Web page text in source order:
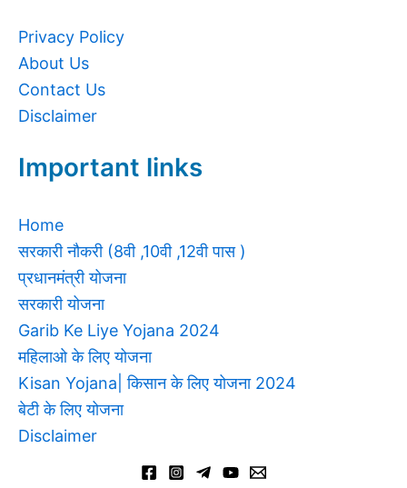
Privacy Policy
About Us
Contact Us
Disclaimer
Important links
Home
सरकारी नौकरी (8वी ,10वी ,12वी पास )
प्रधानमंत्री योजना
सरकारी योजना
Garib Ke Liye Yojana 2024
महिलाओ के लिए योजना
Kisan Yojana| किसान के लिए योजना 2024
बेटी के लिए योजना
Disclaimer